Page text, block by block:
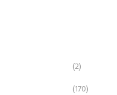
(2)
(170)